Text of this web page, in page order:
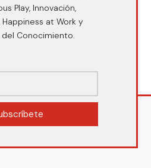
Play, Innovación,
at Work y
Conocimiento.